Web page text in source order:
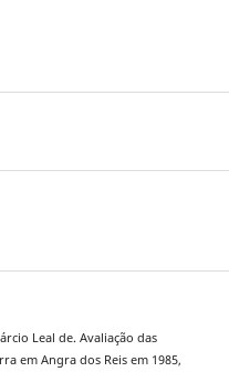
Leal de. Avaliação das
em Angra dos Reis em 1985,